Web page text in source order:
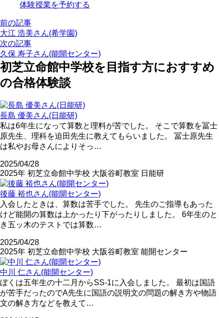
体験授業を予約する
前の記事
大江 浩美さん(希学園)
次の記事
久保 寿子さん(能開センター)
初芝立命館中学校を目指す方におすすめ
の合格体験談
長島 優美さん(日能研)
私は6年生になって算数と理料が苦でした。 そこで算数を冨士
原先生、理科を迫田先生に教えてもらいました。 冨士原先生
は私やお母さんによりそっ…
2025/04/28
2025年 初芝立命館中学校 大阪谷町教室 日能研
後藤 裕也さん(能開センター)
入会したときは、算数は苦手でした。 先生のご指導もあった
けど能開の算数は上かったり下がったりしました。 6年生のと
き五ッ木のテストでは算数…
2025/04/28
2025年 初芝立命館中学校 大阪谷町教室 能開センター
中川 仁さん(能開センター)
ぼくは五年生の十二月からSS-1に入会しました。 最初は国語
が苦手だったのでA先生に国語の説明文の問題の解き方や物語
文の解き方などを教えて…